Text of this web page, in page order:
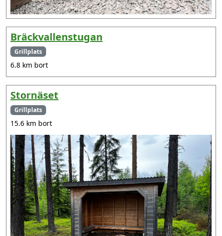
Bräckvallenstugan
Grillplats
6.8 km bort
Stornäset
Grillplats
15.6 km bort